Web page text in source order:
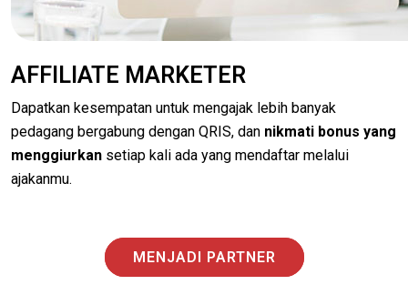
AFFILIATE MARKETER
Dapatkan kesempatan untuk mengajak lebih banyak
pedagang bergabung dengan QRIS, dan nikmati bonus yang
menggiurkan setiap kali ada yang mendaftar melalui
ajakanmu.
MENJADI PARTNER